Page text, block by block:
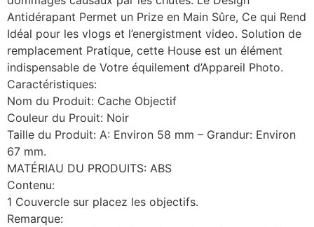
Antidérapant Permet un Prize en Main Sûre, Ce qui Rend
Idéal pour les vlogs et l’energistment video. Solution de
remplacement Pratique, cette House est un élément
indispensable de Votre équilement d’Appareil Photo.
Caractéristiques:
Nom du Produit: Cache Objectif
Couleur du Prouit: Noir
Taille du Produit: A: Environ 58 mm – Grandur: Environ
67 mm.
MATÉRIAU DU PRODUITS: ABS
Contenu:
1 Couvercle sur placez les objectifs.
Remarque: